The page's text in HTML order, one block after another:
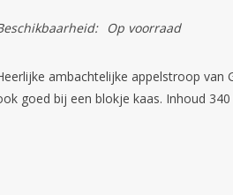
Op voorraad
ambachtelijke appelstroop van
goed bij een blokje kaas. Inhoud 340